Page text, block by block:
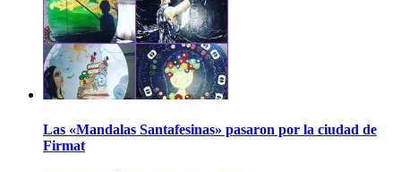
Las «Mandalas Santafesinas» pasaron por la ciudad de
Firmat